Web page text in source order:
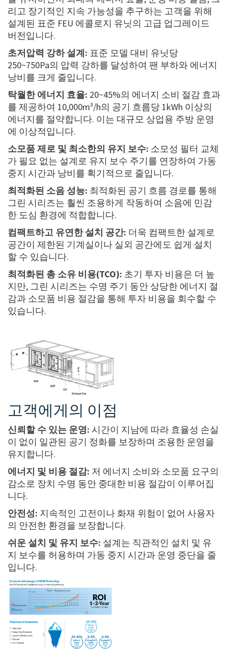
리고 장기적인 지속 가능성을 추구하는 고객을 위해
설계된 표준 FEU 에콜로지 유닛의 고급 업그레이드
버전입니다.
초저압력 강하 설계: 표준 모델 대비 유닛당
250~750Pa의 압력 강하를 달성하여 팬 부하와 에너지
낭비를 크게 줄입니다.
탁월한 에너지 효율: 20~45%의 에너지 소비 절감 효과
를 제공하여 10,000m³/h의 공기 흐름당 1kWh 이상의
에너지를 절약합니다. 이는 대규모 상업용 주방 운영
에 이상적입니다.
소모품 제로 및 최소한의 유지 보수: 소모성 필터 교체
가 필요 없는 설계로 유지 보수 주기를 연장하여 가동
중지 시간과 낭비를 획기적으로 줄입니다.
최적화된 소음 성능: 최적화된 공기 흐름 경로를 통해
그린 시리즈는 훨씬 조용하게 작동하여 소음에 민감
한 도심 환경에 적합합니다.
컴팩트하고 유연한 설치 공간: 더욱 컴팩트한 설계로
공간이 제한된 기계실이나 실외 공간에도 쉽게 설치
할 수 있습니다.
최적화된 총 소유 비용(TCO): 초기 투자 비용은 더 높
지만, 그린 시리즈는 수명 주기 동안 상당한 에너지 절
감과 소모품 비용 절감을 통해 투자 비용을 회수할 수
있습니다.
고객에게의 이점
신뢰할 수 있는 운영: 시간이 지남에 따라 효율성 손실
이 없이 일관된 공기 정화를 보장하며 조용한 운영을
유지합니다.
에너지 및 비용 절감: 저 에너지 소비와 소모품 요구의
감소로 장치 수명 동안 중대한 비용 절감이 이루어집
니다.
안전성: 지속적인 고전이나 화재 위험이 없어 사용자
의 안전한 환경을 보장합니다.
쉬운 설치 및 유지 보수: 설계는 직관적인 설치 및 유
지 보수를 허용하며 가동 중지 시간과 운영 중단을 줄
입니다.